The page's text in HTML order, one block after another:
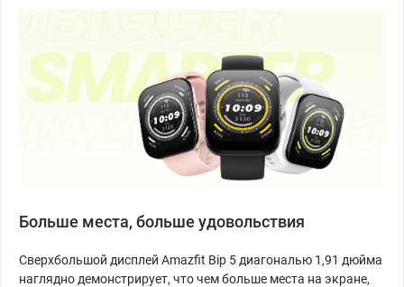
Больше места, больше удовольствия
Сверхбольшой дисплей Amazfit Bip 5 диагональю 1,91 дюйма
наглядно демонстрирует, что чем больше места на экране,